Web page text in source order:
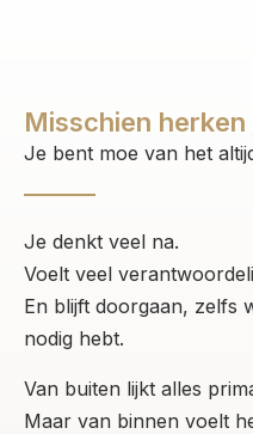
Misschien herken
Je bent moe van het
Je denkt veel na.
Voelt veel
En blijft doorgaan, zelfs
nodig hebt.
Van buiten lijkt alles
Maar van binnen voelt